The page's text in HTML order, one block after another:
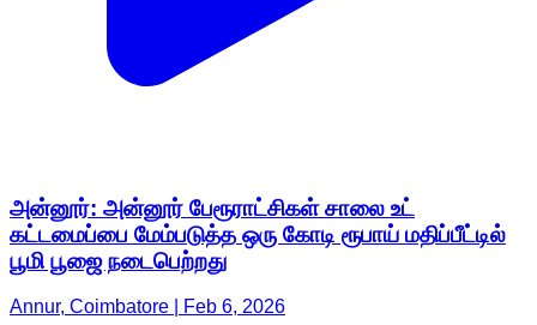
அன்னூர்: அன்னூர் பேரூராட்சிகள் சாலை உட்
கட்டமைப்பை மேம்படுத்த ஒரு கோடி ரூபாய் மதிப்பீட்டில்
பூமி பூஜை நடைபெற்றது
Annur, Coimbatore | Feb 6, 2026